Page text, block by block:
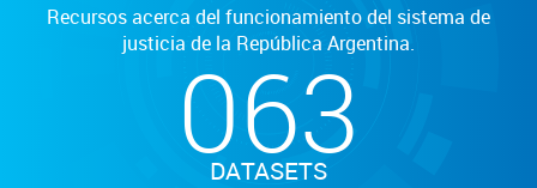
Recursos acerca del funcionamiento del sistema de
justicia de la República Argentina.
063
DATASETS